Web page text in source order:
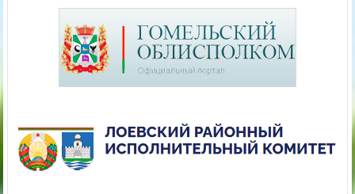
Калейдоскоп